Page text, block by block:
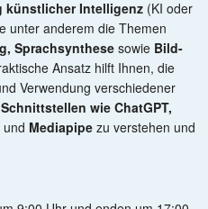
künstlicher Intelligenz (KI oder
unter anderem die Themen
Sprachsynthese sowie Bild-
Ansatz hilft Ihnen, die
Verwendung verschiedener
Schnittstellen wie ChatGPT,
und Mediapipe zu verstehen und